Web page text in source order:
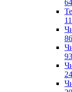
64
86
93